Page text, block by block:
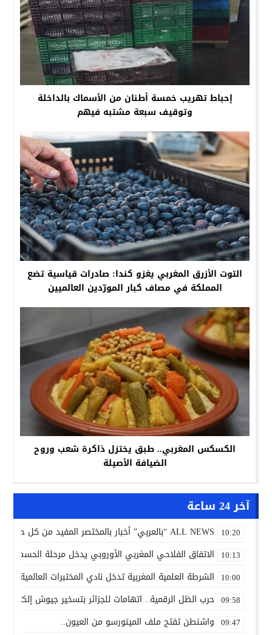
إحباط تهريب خمسة أطنان من الأسماك بالداخلة
وتوقيف سبعة مشتبه فيهم
التوت الأزرق المغربي يغزو كندا: صادرات قياسية تضع
المملكة في مصاف كبار المورّدين العالميين
الكسكس المغربي.. طبق يختزل ذاكرة شعب وروح
الضيافة الأصيلة
آخر 24 ساعة
10:20 ALL NEWS “بالعربي” أخبار بالمختصر المفيد من كل حدب وصوب
10:13 الاتفاق الفلاحي المغربي الأوروبي يدخل مرحلة الحسم..
10:00 الشرطة العلمية المغربية تدخل نادي المختبرات العالمية..
09:58 حرب الظل الرقمية.. اتهامات للجزائر بتسخير جيوش
09:47 واشنطن تفتح ملف المينورسو من العيون..